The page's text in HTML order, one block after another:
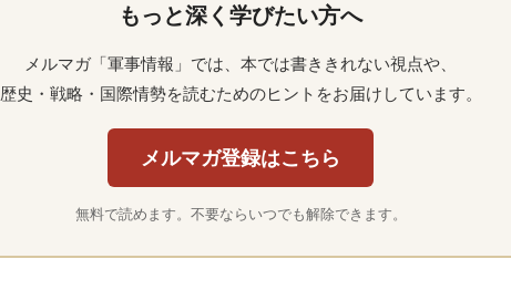
もっと深く学びたい方へ
メルマガ「軍事情報」では、本では書ききれない視点や、
歴史・戦略・国際情勢を読むためのヒントをお届けしています。
メルマガ登録はこちら
無料で読めます。不要ならいつでも解除できます。